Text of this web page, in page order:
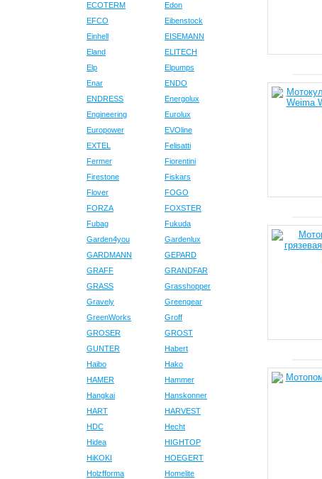
ECOTERM
Edon
EFCO
Eibenstock
Einhell
EISEMANN
Eland
ELITECH
Elp
Elpumps
Enar
ENDO
ENDRESS
Energolux
Engineering
Eurolux
Europower
EVOline
EXTEL
Felisatti
Fermer
Fiorentini
Firestone
Fiskars
Flover
FOGO
FORZA
FOXSTER
Fubag
Fukuda
Garden4you
Gardenlux
GARDMANN
GEPARD
GRAFF
GRANDFAR
GRASS
Grasshopper
Gravely
Greengear
GreenWorks
Groff
GROSER
GROST
GUNTER
Habert
Haibo
Hako
HAMER
Hammer
Hangkai
Hanskonner
HART
HARVEST
HDC
Hecht
Hidea
HIGHTOP
HiKOKI
HOEGERT
Holzfforma
Homelite